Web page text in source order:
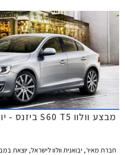
מבצע וולוו S60 T5 ביזנס - יולי 2017